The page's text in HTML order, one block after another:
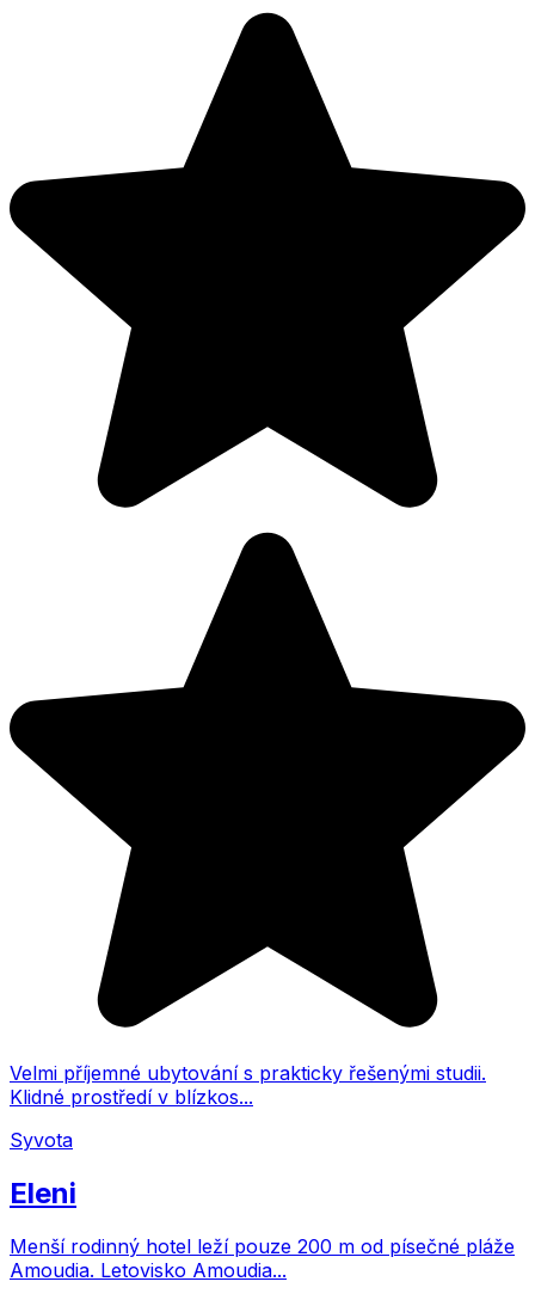
Velmi příjemné ubytování s prakticky řešenými studii.
Klidné prostředí v blízkos...
Syvota
Eleni
Menší rodinný hotel leží pouze 200 m od písečné pláže
Amoudia. Letovisko Amoudia...